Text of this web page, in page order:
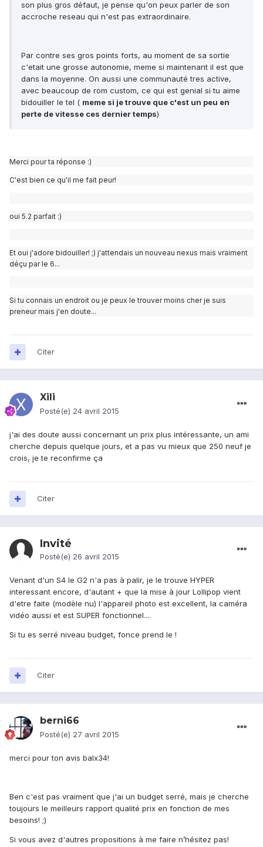
son plus gros défaut, je pense qu'on peux parler de son
accroche reseau qui n'est pas extraordinaire.
Par contre ses gros points forts, au moment de sa sortie
c'etait une grosse autonomie, meme si maintenant il est que
dans la moyenne. On aussi une communauté tres active,
avec beaucoup de rom custom, ce qui est genial si tu aime
bidouiller le tel ( meme si je trouve que c'est un peu en
perte de vitesse ces dernier temps)
Merci pour ta réponse :)
C'est bien ce qu'il me fait peur!
oui 5.2 parfait :)
Et oui j'adore bidouiller! ;) j'attendais un nouveau nexus mais vraiment
déçu par le 6...
Si tu connais un endroit ou je peux le trouver moins cher je suis
preneur mais j'en doute...
Citer
Xili
Posté(e) 24 avril 2015
j'ai des doute aussi concernant un prix plus intéressante, un ami
cherche depuis quelque jours, et a pas vu mieux que 250 neuf je
crois, je te reconfirme ça
Citer
Invité
Posté(e) 26 avril 2015
Venant d'un S4 le G2 n'a pas à palir, je le trouve HYPER
interessant encore, d'autant + que la mise à jour Lollipop vient
d'etre faite (modèle nu) l'appareil photo est excellent, la caméra
vidéo aussi et est SUPER fonctionnel....
Si tu es serré niveau budget, fonce prend le !
Citer
berni66
Posté(e) 27 avril 2015
merci pour ton avis balx34!
Ben c'est pas vraiment que j'ai un budget serré, mais je cherche
toujours le meilleurs rapport qualité prix en fonction de mes
besoins! ;)
Si vous avez d'autres propositions à me faire n’hésitez pas!